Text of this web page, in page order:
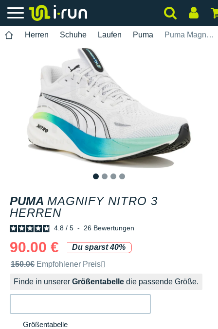
Herren Schuhe Laufen Puma Puma Magnify Nitro 3 Herren
PUMA MAGNIFY NITRO 3
HERREN
4.8 / 5 - 26 Bewertungen
90.00 €
Du sparst 40%
Unverbindliche Preisempfehlung der Marke
150.0€ Empfohlener Preis
Finde in unserer Größentabelle die passende Größe.
Größentabelle